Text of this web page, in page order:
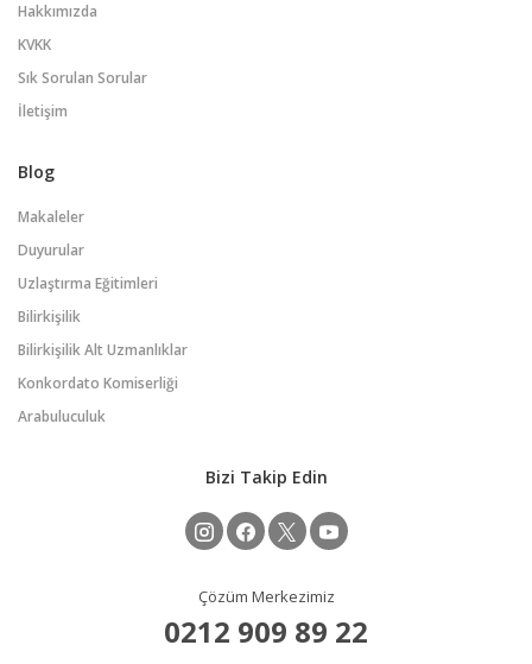
Hakkımızda
KVKK
Sık Sorulan Sorular
İletişim
Blog
Makaleler
Duyurular
Uzlaştırma Eğitimleri
Bilirkişilik
Bilirkişilik Alt Uzmanlıklar
Konkordato Komiserliği
Arabuluculuk
Bizi Takip Edin
Çözüm Merkezimiz
0212 909 89 22